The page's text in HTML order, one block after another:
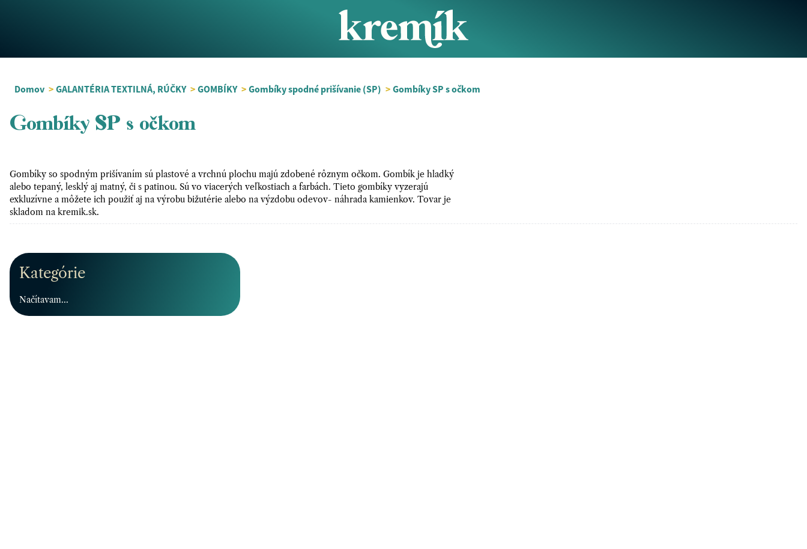
Domov > GALANTÉRIA TEXTILNÁ, RÚČKY > GOMBÍKY > Gombíky spodné prišívanie (SP) > Gombíky SP s očkom
Gombíky SP s očkom
Gombíky so spodným prišívaním sú plastové a vrchnú plochu majú zdobené rôznym očkom. Gombík je hladký
alebo tepaný, lesklý aj matný, či s patinou. Sú vo viacerých veľkostiach a farbách. Tieto gombíky vyzerajú
exkluzívne a môžete ich použiť aj na výrobu bižutérie alebo na výzdobu odevov- náhrada kamienkov. Tovar je
skladom na kremik.sk.
Kategórie
Načítavam...